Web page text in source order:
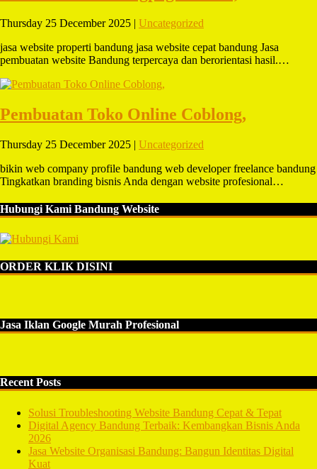
Thursday 25 December 2025 | Uncategorized
jasa website properti bandung jasa website cepat bandung Jasa
pembuatan website Bandung terpercaya dan berorientasi hasil.…
Pembuatan Toko Online Coblong,
Thursday 25 December 2025 | Uncategorized
bikin web company profile bandung web developer freelance bandung
Tingkatkan branding bisnis Anda dengan website profesional…
Hubungi Kami Bandung Website
ORDER KLIK DISINI
Jasa Iklan Google Murah Profesional
Recent Posts
Solusi Troubleshooting Website Bandung Cepat & Tepat
Digital Agency Bandung Terbaik: Kembangkan Bisnis Anda
2026
Jasa Website Organisasi Bandung: Bangun Identitas Digital
Kuat